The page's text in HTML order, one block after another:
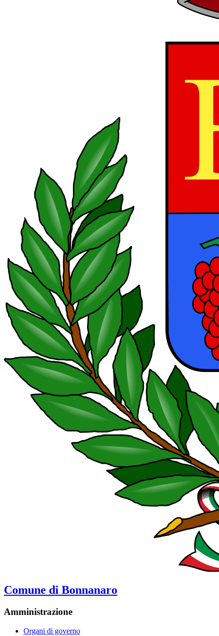
Comune di Bonnanaro
Amministrazione
Organi di governo